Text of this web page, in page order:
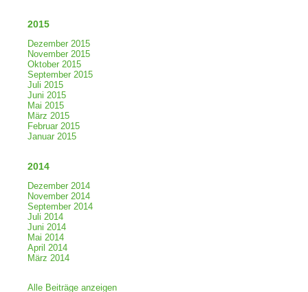
2015
Dezember 2015
November 2015
Oktober 2015
September 2015
Juli 2015
Juni 2015
Mai 2015
März 2015
Februar 2015
Januar 2015
2014
Dezember 2014
November 2014
September 2014
Juli 2014
Juni 2014
Mai 2014
April 2014
März 2014
Alle Beiträge anzeigen